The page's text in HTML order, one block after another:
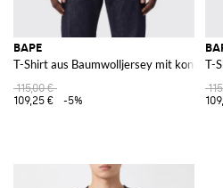
BAPE
T-Shirt aus Baumwolljersey mit
115,00 €
109,25 €
-5%
T-